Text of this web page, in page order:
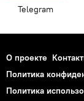
Telegram
О проекте
Политика
Политика